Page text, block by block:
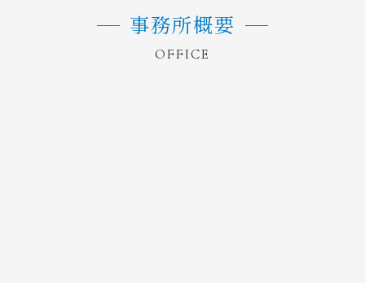
事務所概要
OFFICE